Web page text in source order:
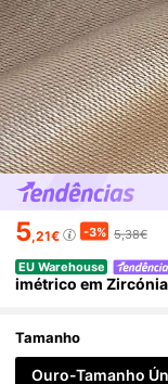
5,21€ -3% 5,38€
EU Warehouse
imétrico em
ados para Amiga ou
Tamanho
Ouro-Tamanho